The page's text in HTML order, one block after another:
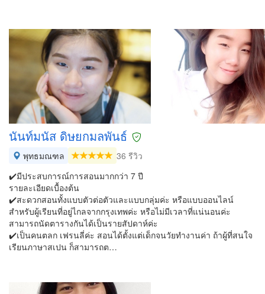
นันท์มนัส ดิษยกมลพันธ์
พุทธมณฑล
36 รีวิว
✔️มีประสบการณ์การสอนมากกว่า 7 ปี
รายละเอียดเบื้องต้น
✔️สะดวกสอนทั้งแบบตัวต่อตัวและแบบกลุ่มค่ะ หรือแบบออนไลน์
สำหรับผู้เรียนที่อยู่ไกลจากกรุงเทพค่ะ หรือไม่มีเวลาที่แน่นอนค่ะ
สามารถนัดตารางกันได้เป็นรายสัปดาห์ค่ะ
✔️เป็นคนตลก เฟรนลี่ค่ะ สอนได้ตั้งแต่เด็กจนวัยทำงานค่า ถ้าผู้ที่สนใจ
เรียนภาษาสเปน ก็สามารถต…